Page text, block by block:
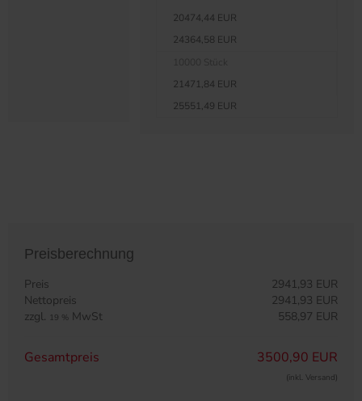
20474,44 EUR
24364,58 EUR
21471,84 EUR
25551,49 EUR
Preisberechnung
Preis
2941,93 EUR
Nettopreis
2941,93 EUR
zzgl. 19 % MwSt 558,97 EUR
Gesamtpreis 3500,90 EUR
(inkl. Versand)